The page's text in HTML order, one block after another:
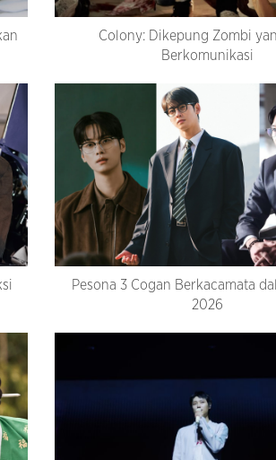
Colony: Dikepung Zombi
Berkomunikasi
Pesona 3 Cogan Berkacamata
2026